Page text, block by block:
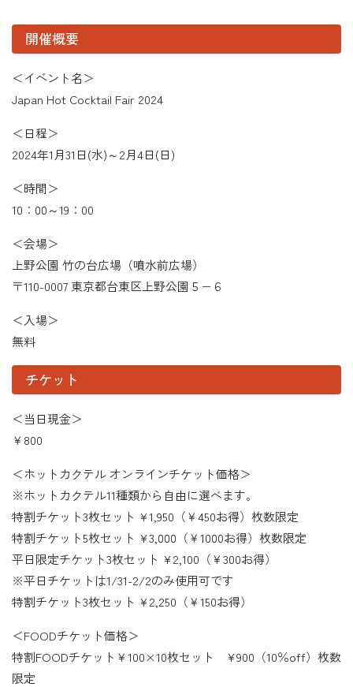
開催概要
＜イベント名＞
Japan Hot Cocktail Fair 2024
＜日程＞
2024年1月31日(水)～2月4日(日)
＜時間＞
10：00～19：00
＜会場＞
上野公園 竹の台広場（噴水前広場）
〒110-0007 東京都台東区上野公園５−６
＜入場＞
無料
チケット
＜当日現金＞
￥800
＜ホットカクテル オンラインチケット価格＞
※ホットカクテル11種類から自由に選べます。
特割チケット3枚セット ¥1,950（￥450お得）枚数限定
特割チケット5枚セット ¥3,000（￥1000お得）枚数限定
平日限定チケット3枚セット ¥2,100（￥300お得）
※平日チケットは1/31-2/2のみ使用可です
特割チケット3枚セット ¥2,250（￥150お得）
＜FOODチケット価格＞
特割FOODチケット￥100×10枚セット ¥900（10％off）枚数
限定